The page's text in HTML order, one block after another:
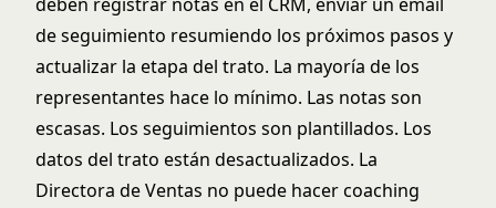
de seguimiento resumiendo los próximos pasos y
actualizar la etapa del trato. La mayoría de los
representantes hace lo mínimo. Las notas son
escasas. Los seguimientos son plantillados. Los
datos del trato están desactualizados. La
Directora de Ventas no puede hacer coaching